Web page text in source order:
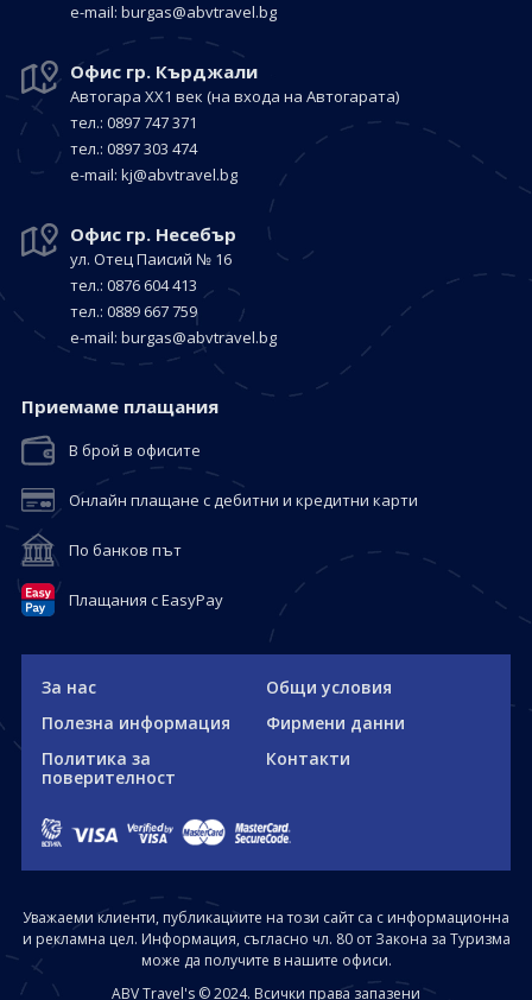
е-mail: burgas@abvtravel.bg
Офис гр. Кърджали
Автогара ХХ1 век (на входа на Автогарата)
тел.: 0897 747 371
тел.: 0897 303 474
е-mail: kj@abvtravel.bg
Офис гр. Несебър
ул. Отец Паисий № 16
тел.: 0876 604 413
тел.: 0889 667 759
е-mail: burgas@abvtravel.bg
Приемaме плащания
В брой в офисите
Онлайн плащане с дебитни и кредитни карти
По банков път
Плащания с EasyPay
За нас
Общи условия
Полезна информация
Фирмени данни
Политика за
поверителност
Контакти
Уважаеми клиенти, публикациите на този сайт са с информационна
и рекламна цел. Информация, съгласно чл. 80 от Закона за Туризма
може да получите в нашите офиси.
ABV Travel's © 2024. Всички права запазени